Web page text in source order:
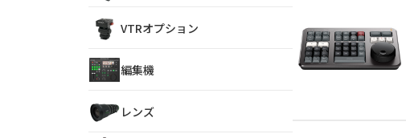
VTRオプション
編集機
レンズ